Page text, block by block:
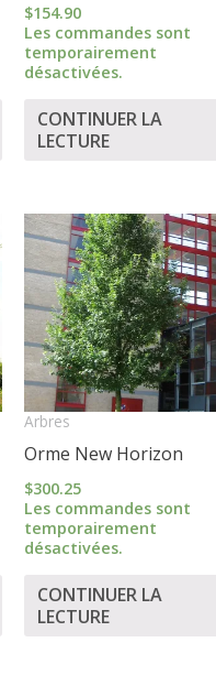
$154.90
Les commandes sont
temporairement
désactivées.
CONTINUER LA
LECTURE
Arbres
Orme New Horizon
$300.25
Les commandes sont
temporairement
désactivées.
CONTINUER LA
LECTURE